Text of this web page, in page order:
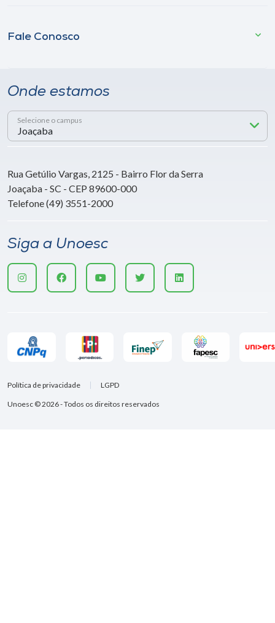
Fale Conosco
Onde estamos
Selecione o campus
Rua Getúlio Vargas, 2125 - Bairro Flor da Serra
Joaçaba - SC - CEP 89600-000
Telefone (49) 3551-2000
Siga a Unoesc
Unoesc © 2026 - Todos os direitos reservados
Política de privacidade LGPD